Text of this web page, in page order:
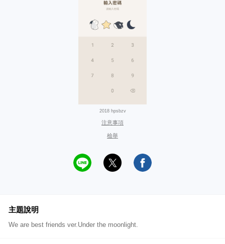
2018 hpsbzv
注意事項
檢舉
主題說明
We are best friends ver.Under the moonlight.